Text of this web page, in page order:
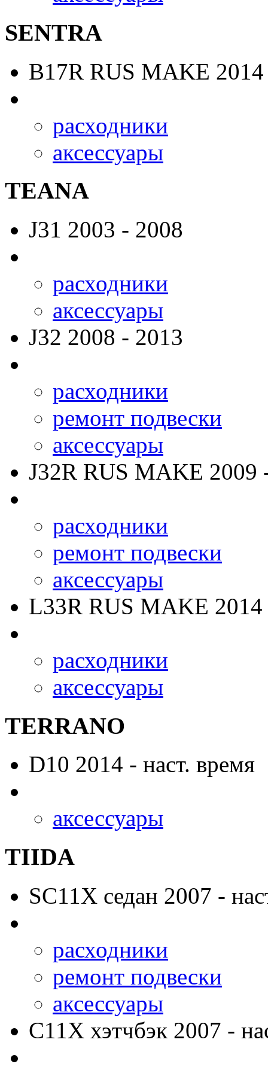
SENTRA
B17R RUS MAKE
расходники
аксессуары
TEANA
J31 2003 - 2008
расходники
аксессуары
J32 2008 - 2013
расходники
ремонт подвески
аксессуары
J32R RUS MAKE 2009
расходники
ремонт подвески
аксессуары
L33R RUS MAKE 2014
расходники
аксессуары
TERRANO
D10 2014 - наст. время
аксессуары
TIIDA
SC11X седан 2007 -
расходники
ремонт подвески
аксессуары
C11X хэтчбэк 2007 -